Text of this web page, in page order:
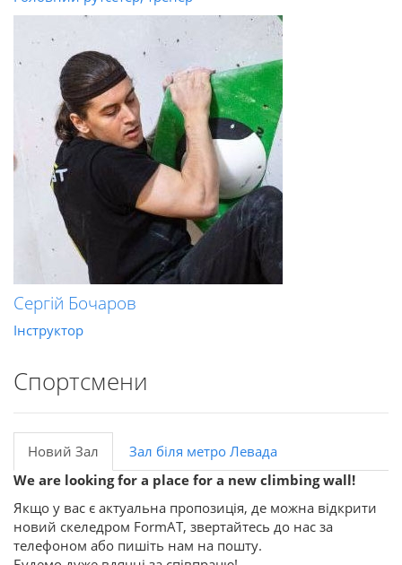
Сергій Бочаров
Інструктор
Спортсмени
Новий Зал
Зал біля метро Левада
We are looking for a place for a new climbing wall!
Якщо у вас є актуальна пропозиція, де можна відкрити
новий скеледром FormAT, звертайтесь до нас за
телефоном або пишіть нам на пошту.